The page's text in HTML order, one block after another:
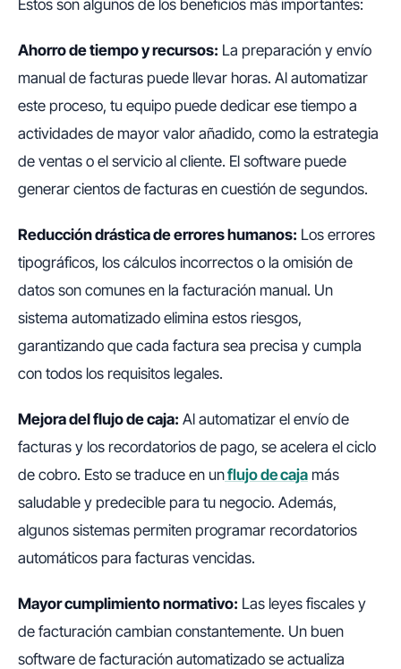
Estos son algunos de los beneficios más importantes:
Ahorro de tiempo y recursos: La preparación y envío
manual de facturas puede llevar horas. Al automatizar
este proceso, tu equipo puede dedicar ese tiempo a
actividades de mayor valor añadido, como la estrategia
de ventas o el servicio al cliente. El software puede
generar cientos de facturas en cuestión de segundos.
Reducción drástica de errores humanos: Los errores
tipográficos, los cálculos incorrectos o la omisión de
datos son comunes en la facturación manual. Un
sistema automatizado elimina estos riesgos,
garantizando que cada factura sea precisa y cumpla
con todos los requisitos legales.
Mejora del flujo de caja: Al automatizar el envío de
facturas y los recordatorios de pago, se acelera el ciclo
de cobro. Esto se traduce en unflujo de caja más
saludable y predecible para tu negocio. Además,
algunos sistemas permiten programar recordatorios
automáticos para facturas vencidas.
Mayor cumplimiento normativo: Las leyes fiscales y
de facturación cambian constantemente. Un buen
software de facturación automatizado se actualiza